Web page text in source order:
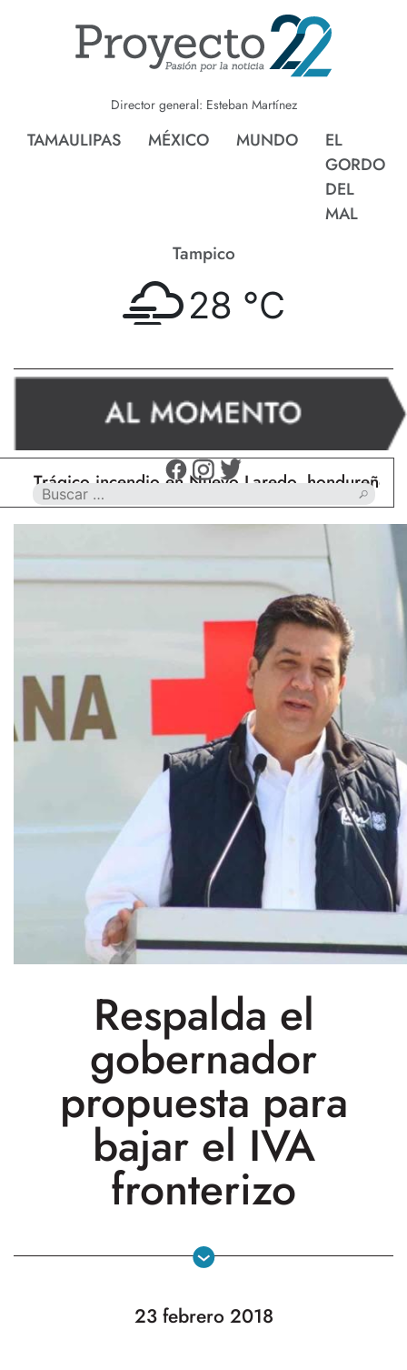
Director general: Esteban Martínez
TAMAULIPAS MÉXICO MUNDO
EL
GORDO
DEL
MAL
Tampico
28 °C
incendio en Nuevo Laredo, hondureño muere
Respalda el
gobernador
propuesta para
bajar el IVA
fronterizo
23 febrero 2018